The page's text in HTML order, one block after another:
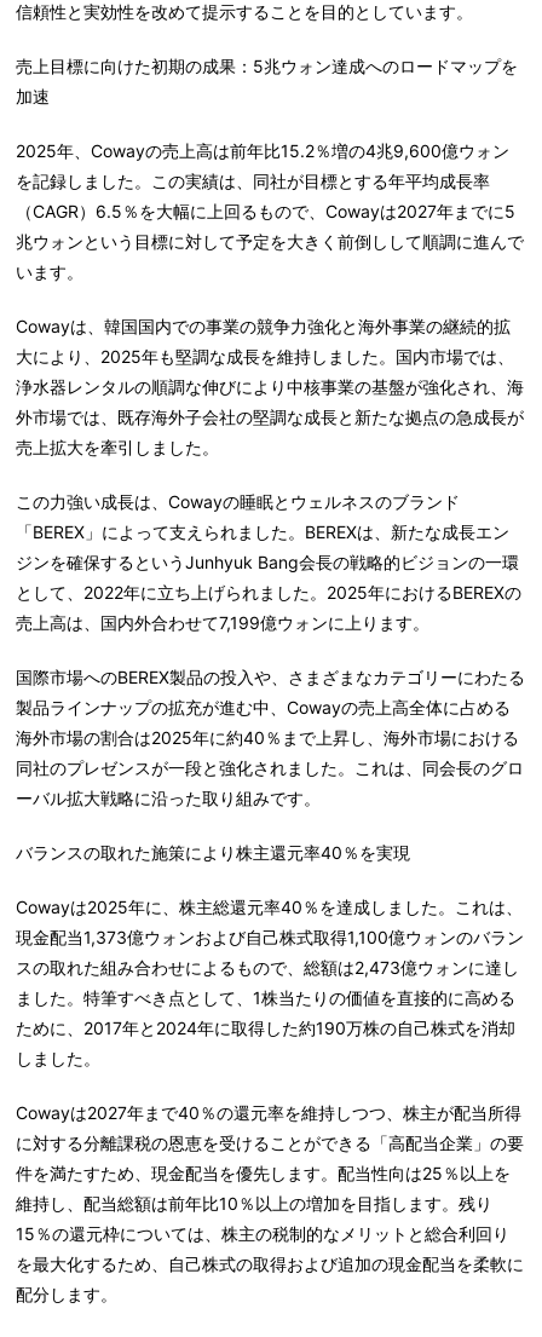
信頼性と実効性を改めて提示することを目的としています。
売上目標に向けた初期の成果：5兆ウォン達成へのロードマップを
加速
2025年、Cowayの売上高は前年比15.2％増の4兆9,600億ウォン
を記録しました。この実績は、同社が目標とする年平均成長率
（CAGR）6.5％を大幅に上回るもので、Cowayは2027年までに5
兆ウォンという目標に対して予定を大きく前倒しして順調に進んで
います。
Cowayは、韓国国内での事業の競争力強化と海外事業の継続的拡
大により、2025年も堅調な成長を維持しました。国内市場では、
浄水器レンタルの順調な伸びにより中核事業の基盤が強化され、海
外市場では、既存海外子会社の堅調な成長と新たな拠点の急成長が
売上拡大を牽引しました。
この力強い成長は、Cowayの睡眠とウェルネスのブランド
「BEREX」によって支えられました。BEREXは、新たな成長エン
ジンを確保するというJunhyuk Bang会長の戦略的ビジョンの一環
として、2022年に立ち上げられました。2025年におけるBEREXの
売上高は、国内外合わせて7,199億ウォンに上ります。
国際市場へのBEREX製品の投入や、さまざまなカテゴリーにわたる
製品ラインナップの拡充が進む中、Cowayの売上高全体に占める
海外市場の割合は2025年に約40％まで上昇し、海外市場における
同社のプレゼンスが一段と強化されました。これは、同会長のグロ
ーバル拡大戦略に沿った取り組みです。
バランスの取れた施策により株主還元率40％を実現
Cowayは2025年に、株主総還元率40％を達成しました。これは、
現金配当1,373億ウォンおよび自己株式取得1,100億ウォンのバラン
スの取れた組み合わせによるもので、総額は2,473億ウォンに達し
ました。特筆すべき点として、1株当たりの価値を直接的に高める
ために、2017年と2024年に取得した約190万株の自己株式を消却
しました。
Cowayは2027年まで40％の還元率を維持しつつ、株主が配当所得
に対する分離課税の恩恵を受けることができる「高配当企業」の要
件を満たすため、現金配当を優先します。配当性向は25％以上を
維持し、配当総額は前年比10％以上の増加を目指します。残り
15％の還元枠については、株主の税制的なメリットと総合利回り
を最大化するため、自己株式の取得および追加の現金配当を柔軟に
配分します。